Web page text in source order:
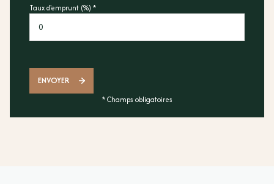
Taux d'emprunt (%) *
ENVOYER
* Champs obligatoires